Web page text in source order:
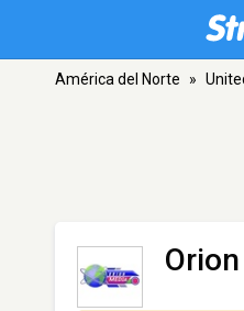
América del Norte »